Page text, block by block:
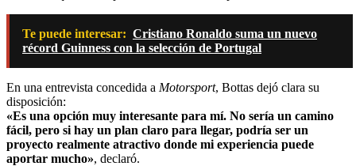
Te puede interesar: Cristiano Ronaldo suma un nuevo
récord Guinness con la selección de Portugal
En una entrevista concedida a Motorsport, Bottas dejó clara su
disposición:
«Es una opción muy interesante para mí. No sería un camino
fácil, pero si hay un plan claro para llegar, podría ser un
proyecto realmente atractivo donde mi experiencia puede
aportar mucho», declaró.